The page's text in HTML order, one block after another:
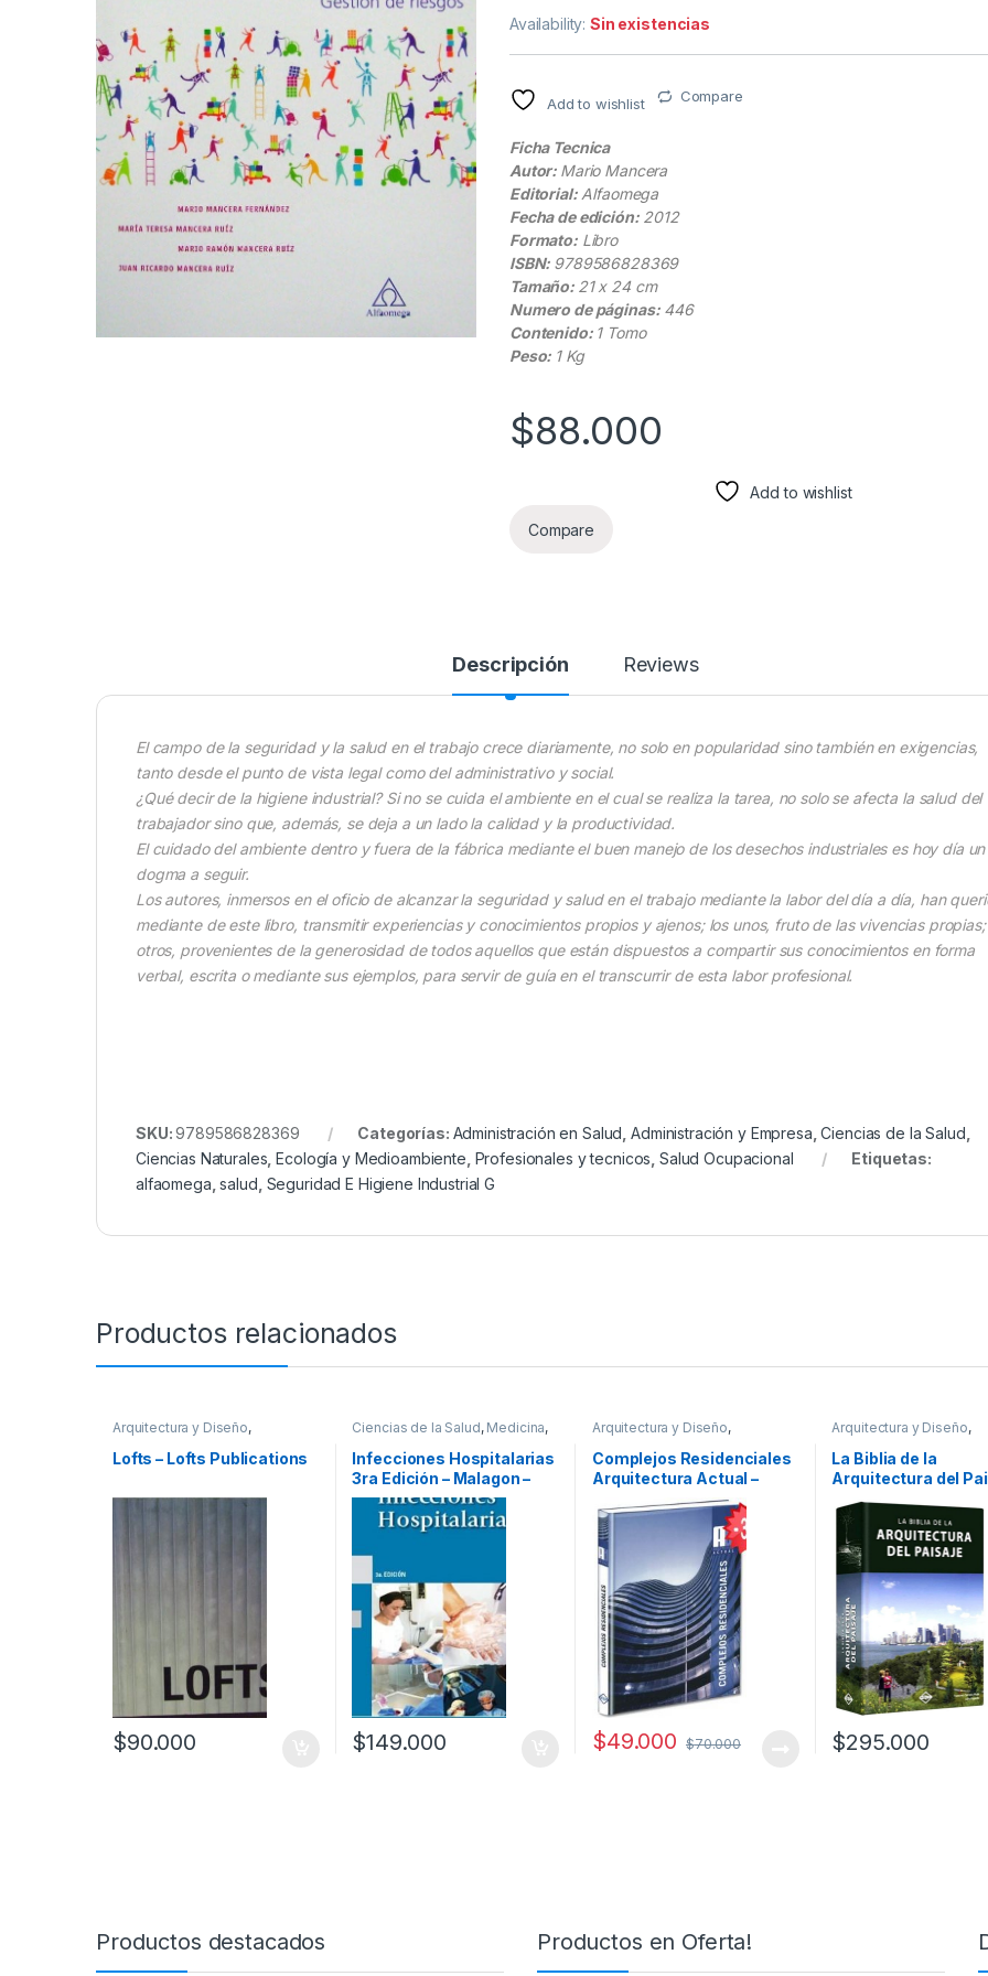
Availability:Sin existencias
Add to wishlist Compare
Ficha Tecnica
Autor: Mario Mancera
Editorial:Alfaomega
Fecha de edición:2012
Formato:Libro
ISBN: 9789586828369
Tamaño: 21 x 24 cm
Numero de páginas:446
Contenido: 1 Tomo
Peso: 1 Kg
$88.000
Add to wishlist
Compare
Descripción Reviews
El campo de la seguridad y la salud en el trabajo crece diariamente, no solo en popularidad sino también en exigencias,
tanto desde el punto de vista legal como del administrativo y social.
¿Qué decir de la higiene industrial? Si no se cuida el ambiente en el cual se realiza la tarea, no solo se afecta la salud del
trabajador sino que, además, se deja a un lado la calidad y la productividad.
El cuidado del ambiente dentro y fuera de la fábrica mediante el buen manejo de los desechos industriales es hoy día un
dogma a seguir.
Los autores, inmersos en el oficio de alcanzar la seguridad y salud en el trabajo mediante la labor del día a día, han
mediante de este libro, transmitir experiencias y conocimientos propios y ajenos; los unos, fruto de las vivencias propias;
otros, provenientes de la generosidad de todos aquellos que están dispuestos a compartir sus conocimientos en forma
verbal, escrita o mediante sus ejemplos, para servir de guía en el transcurrir de esta labor profesional.
SKU:9789586828369 Categorías: Administración en Salud ,Administración y Empresa ,Ciencias de la Salud
Ciencias Naturales ,Ecología y Medioambiente Profesionales y tecnicos Salud Ocupacional
Etiquetas:
alfaomega ,salud Seguridad E Higiene Industrial G
Productos relacionados
Arquitectura y Diseño,
Arquitectura y Urbanismo
Afines
Decoración,Decoración
y Muebles, Diseño,Interes
tecnicos
Lofts – Lofts Publications
$90.000
Ciencias de la Salud, Medicina,
Infecciones Hospitalarias
3ra Edición – Malagon –
Panamericana
$149.000
Arquitectura y Diseño,
Arquitectura y Urbanismo
Decoración,Diseño,Ofertas,
Profesionales y tecnicos
Complejos Residenciales
Arquitectura Actual –
$49.000 $70.000
Arquitectura y Diseño,
Arquitectura y Urbanismo
Afines,Decoración
y Muebles ,Diseño
General,Ofertas ,
La Biblia de la
Arquitectura del
Francesc Zamora
Julio Fajardo / Lexus
$295.000
Productos destacados Productos en Oferta!